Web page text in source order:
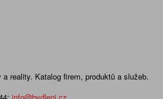
reality. Katalog firem, produktů a služeb.